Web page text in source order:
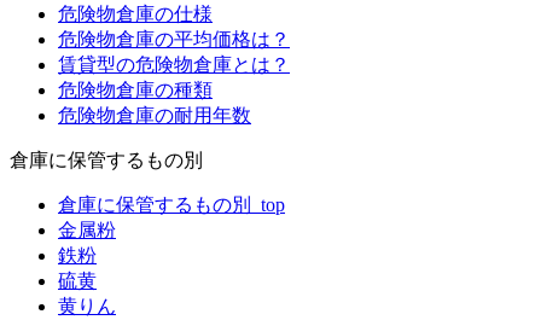
危険物倉庫の仕様
危険物倉庫の平均価格は？
賃貸型の危険物倉庫とは？
危険物倉庫の種類
危険物倉庫の耐用年数
倉庫に保管するもの別
倉庫に保管するもの別_top
金属粉
鉄粉
硫黄
黄りん